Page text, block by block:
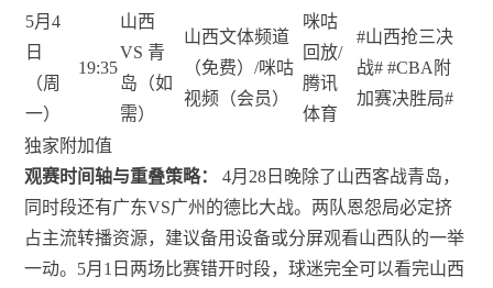
5月4
日
（周
一）
19:35
山西
VS 青
岛（如
需）
山西文体频道
（免费）/咪咕
视频（会员）
咪咕
回放/
腾讯
体育
#山西抢三决
战# #CBA附
加赛决胜局#
独家附加值
观赛时间轴与重叠策略：
4月28日晚除了山西客战青岛，
同时段还有广东VS广州的德比大战。两队恩怨局必定挤
占主流转播资源，建议备用设备或分屏观看山西队的一举
一动。5月1日两场比赛错开时段，球迷完全可以看完山西